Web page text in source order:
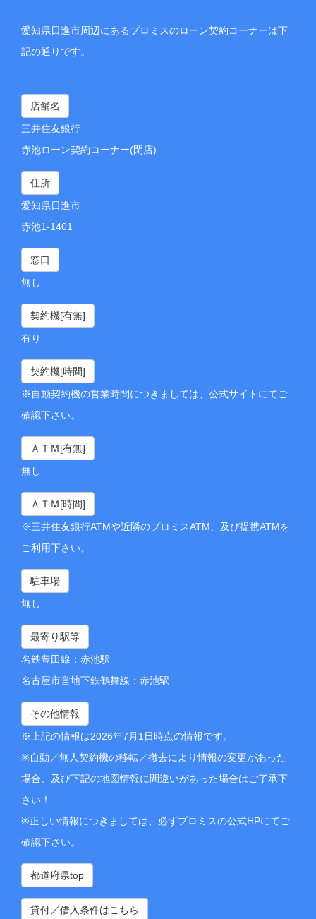
愛知県日進市周辺にあるプロミスのローン契約コーナーは下
記の通りです。
店舗名
三井住友銀行
赤池ローン契約コーナー(閉店)
住所
愛知県日進市
赤池1-1401
窓口
無し
契約機[有無]
有り
契約機[時間]
※自動契約機の営業時間につきましては、公式サイトにてご
確認下さい。
ＡＴＭ[有無]
無し
ＡＴＭ[時間]
※三井住友銀行ATMや近隣のプロミスATM、及び提携ATMを
ご利用下さい。
駐車場
無し
最寄り駅等
名鉄豊田線：赤池駅
名古屋市営地下鉄鶴舞線：赤池駅
その他情報
※上記の情報は2026年7月1日時点の情報です。
※自動／無人契約機の移転／撤去により情報の変更があった
場合、及び下記の地図情報に間違いがあった場合はご了承下
さい！
※正しい情報につきましては、必ずプロミスの公式HPにてご
確認下さい。
都道府県top
貸付／借入条件はこちら